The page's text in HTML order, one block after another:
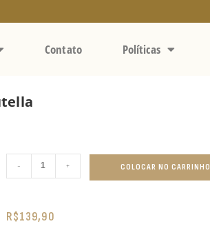
Contato Políticas
- + COLOCAR NO CARRINHO
R$139,90